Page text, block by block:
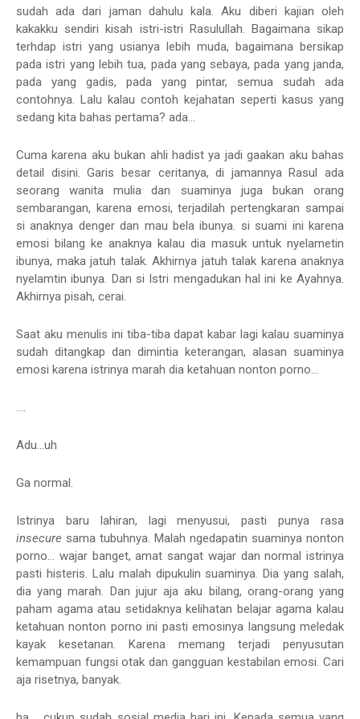
sudah ada dari jaman dahulu kala. Aku diberi kajian oleh
kakakku sendiri kisah istri-istri Rasulullah. Bagaimana sikap
terhdap istri yang usianya lebih muda, bagaimana bersikap
pada istri yang lebih tua, pada yang sebaya, pada yang janda,
pada yang gadis, pada yang pintar, semua sudah ada
contohnya. Lalu kalau contoh kejahatan seperti kasus yang
sedang kita bahas pertama? ada...
Cuma karena aku bukan ahli hadist ya jadi gaakan aku bahas
detail disini. Garis besar ceritanya, di jamannya Rasul ada
seorang wanita mulia dan suaminya juga bukan orang
sembarangan, karena emosi, terjadilah pertengkaran sampai
si anaknya denger dan mau bela ibunya. si suami ini karena
emosi bilang ke anaknya kalau dia masuk untuk nyelametin
ibunya, maka jatuh talak. Akhirnya jatuh talak karena anaknya
nyelamtin ibunya. Dan si Istri mengadukan hal ini ke Ayahnya.
Akhirnya pisah, cerai.
Saat aku menulis ini tiba-tiba dapat kabar lagi kalau suaminya
sudah ditangkap dan dimintia keterangan, alasan suaminya
emosi karena istrinya marah dia ketahuan nonton porno...
....
Adu...uh
Ga normal.
Istrinya baru lahiran, lagi menyusui, pasti punya rasa
insecure sama tubuhnya. Malah ngedapatin suaminya nonton
porno... wajar banget, amat sangat wajar dan normal istrinya
pasti histeris. Lalu malah dipukulin suaminya. Dia yang salah,
dia yang marah. Dan jujur aja aku bilang, orang-orang yang
paham agama atau setidaknya kelihatan belajar agama kalau
ketahuan nonton porno ini pasti emosinya langsung meledak
kayak kesetanan. Karena memang terjadi penyusutan
kemampuan fungsi otak dan gangguan kestabilan emosi. Cari
aja risetnya, banyak.